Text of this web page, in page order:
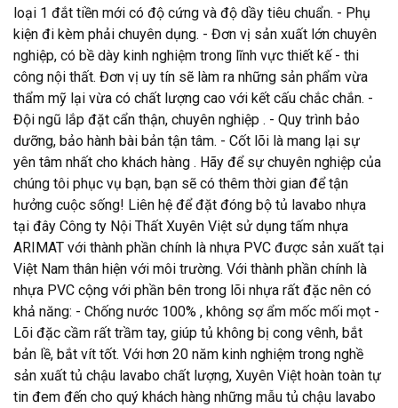
loại 1 đắt tiền mới có độ cứng và độ dầy tiêu chuẩn. - Phụ
kiện đi kèm phải chuyên dụng. - Đơn vị sản xuất lớn chuyên
nghiệp, có bề dày kinh nghiệm trong lĩnh vực thiết kế - thi
công nội thất. Đơn vị uy tín sẽ làm ra những sản phẩm vừa
thẩm mỹ lại vừa có chất lượng cao với kết cấu chắc chắn. -
Đội ngũ lắp đặt cẩn thận, chuyên nghiệp . - Quy trình bảo
dưỡng, bảo hành bài bản tận tâm. - Cốt lõi là mang lại sự
yên tâm nhất cho khách hàng . Hãy để sự chuyên nghiệp của
chúng tôi phục vụ bạn, bạn sẽ có thêm thời gian để tận
hưởng cuộc sống! Liên hệ để đặt đóng bộ tủ lavabo nhựa
tại đây Công ty Nội Thất Xuyên Việt sử dụng tấm nhựa
ARIMAT với thành phần chính là nhựa PVC được sản xuất tại
Việt Nam thân hiện với môi trường. Với thành phần chính là
nhựa PVC cộng với phần bên trong lõi nhựa rất đặc nên có
khả năng: - Chống nước 100% , không sợ ẩm mốc mối mọt -
Lõi đặc cầm rất trầm tay, giúp tủ không bị cong vênh, bắt
bản lề, bắt vít tốt. Với hơn 20 năm kinh nghiệm trong nghề
sản xuất tủ chậu lavabo chất lượng, Xuyên Việt hoàn toàn tự
tin đem đến cho quý khách hàng những mẫu tủ chậu lavabo